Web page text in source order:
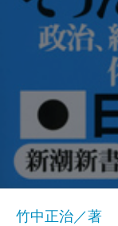
竹中正治／著